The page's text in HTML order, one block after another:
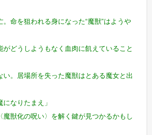
。命を狙われる身になった“魔獣”はようや
がどうしようもなく血肉に飢えていること
い。居場所を失った魔獣はとある魔女と出
になりたまえ」
魔獣化の呪い〉を解く鍵が見つかるかもし